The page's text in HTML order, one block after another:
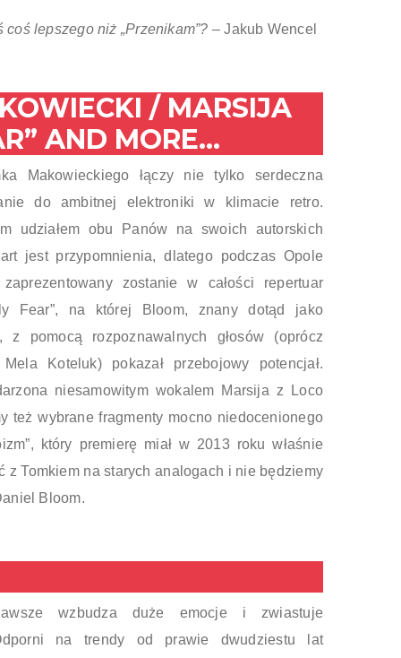
coś lepszego niż „Przenikam”? –Jakub Wencel
/ MARSIJA
AND MORE…
Makowieckiego łączy nie tylko serdeczna
do ambitnej elektroniki w klimacie retro.
udziałem obu Panów na swoich autorskich
jest przypomnienia, dlatego podczas Opole
zostanie w całości repertuar
Fear”, na której Bloom, znany dotąd jako
z pomocą rozpoznawalnych głosów (oprócz
Koteluk) pokazał przebojowy potencjał.
niesamowitym wokalem Marsija z Loco
też wybrane fragmenty mocno niedocenionego
który premierę miał w 2013 roku właśnie
z Tomkiem na starych analogach i nie będziemy
Bloom.
wzbudza duże emocje i zwiastuje
na trendy od prawie dwudziestu lat